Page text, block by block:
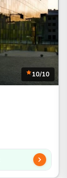
10/10